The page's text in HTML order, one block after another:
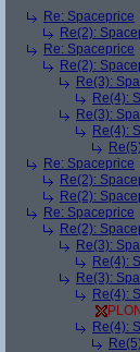
Re: Spaceprice
Re(2):
Re: Spaceprice
Re(2):
Re(3):
Re(4):
Re(3):
Re(4):
Re: Spaceprice
Re(2):
Re(2):
Re: Spaceprice
Re(2):
Re(3):
Re(4):
Re(3):
Re(4):
Re(4):